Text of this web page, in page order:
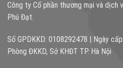
Công ty Cổ phần thương mại và dịch
Phú Đạt.
Số GPDKKD: 0108292478 | Ngày
Phòng ĐKKD, Sở KHĐT TP. Hà Nội